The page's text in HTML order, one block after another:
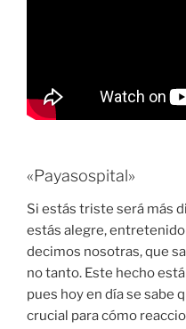
«Payasospital»
Si estás triste será más
estás alegre,
decimos nosotras, que
no tanto. Este hecho
pues hoy en día se sabe
crucial para cómo